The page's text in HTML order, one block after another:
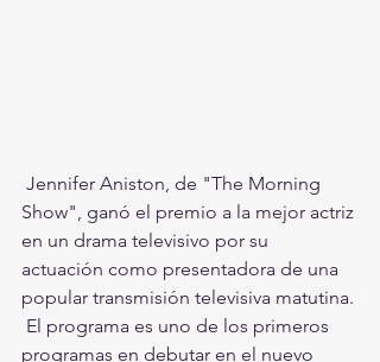
Show", ganó el premio a la mejor actriz
en un drama televisivo por su
actuación como presentadora de una
popular transmisión televisiva matutina.
El programa es uno de los primeros
programas en debutar en el nuevo